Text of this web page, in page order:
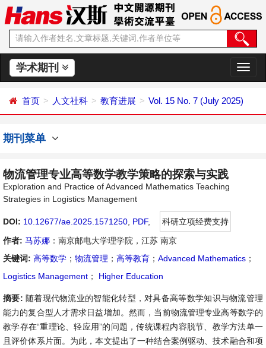
学术期刊
切
换
首页 人文社科 教育进展 Vol. 15 No. 7 (July 2025)
期刊菜单
物流管理专业高等数学教学策略的探索与实践
Exploration and Practice of Advanced Mathematics Teaching
Strategies in Logistics Management
DOI: 10.12677/ae.2025.1571250 PDF,
科研立项经费支持
作者: 马苏娜 ：南京邮电大学理学院，江苏 南京
关键词: 高等数学 ； 物流管理 ； 高等教育 ； Advanced Mathematics ；
Logistics Management ； Higher Education
摘要: 随着现代物流业的智能化转型，对具备高等数学知识与物流管理
能力的复合型人才需求日益增加。然而，当前物流管理专业高等数学的
教学存在“重理论、轻应用”的问题，传统课程内容脱节、教学方法单一
且评价体系片面。为此，本文提出了一种结合案例驱动、技术融合和项